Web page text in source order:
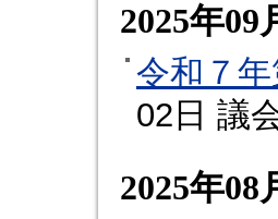
2025年09
令和７
02日 議
2025年08